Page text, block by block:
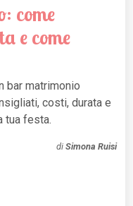
come
e come
bar matrimonio
costi, durata e
tua festa.
di Simona Ruisi